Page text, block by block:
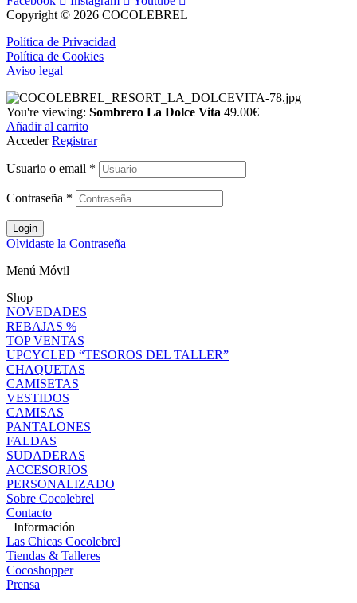
Copyright © 2026 COCOLEBREL
Política de Privacidad
Política de Cookies
Aviso legal
You're viewing: Sombrero La Dolce Vita 49.00€
Añadir al carrito
Acceder Registrar
Usuario o email *
Contraseña *
Login
Olvidaste la Contraseña
Menú Móvil
Shop
NOVEDADES
REBAJAS %
TOP VENTAS
UPCYCLED “TESOROS DEL TALLER”
CHAQUETAS
CAMISETAS
VESTIDOS
CAMISAS
PANTALONES
FALDAS
SUDADERAS
ACCESORIOS
PERSONALIZADO
Sobre Cocolebrel
Contacto
+Información
Las Chicas Cocolebrel
Tiendas & Talleres
Cocoshopper
Prensa